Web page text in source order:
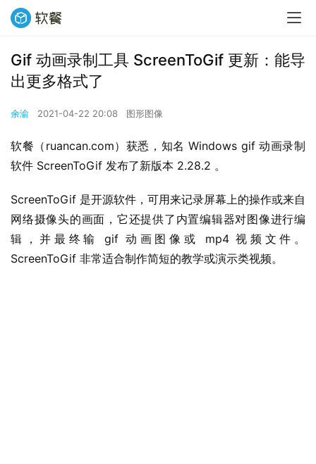
Gif 动画录制工具 ScreenToGif 更新：能导
出更多格式了
余渝 2021-04-22 20:08 图形图像
软餐（ruancan.com）获悉，知名 Windows gif 动画录制
软件 ScreenToGif 发布了新版本 2.28.2 。
ScreenToGif 是开源软件，可用来记录屏幕上的操作或来自
网络摄像头的画面，它还提供了内置编辑器对图像进行编
辑，并最终输 gif 动画图像或 mp4 视频文件。
ScreenToGif 非常适合制作简短的教学或演示类视频。